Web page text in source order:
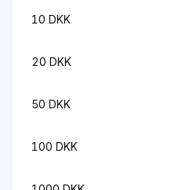
10 DKK
20 DKK
50 DKK
100 DKK